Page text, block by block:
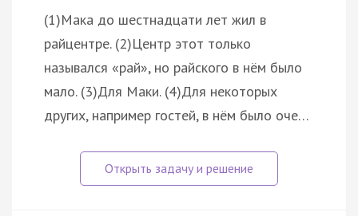
(1)Мака до шестнадцати лет жил в
райцентре. (2)Центр этот только
назывался «рай», но райского в нём было
мало. (3)Для Маки. (4)Для некоторых
других, например гостей, в нём было оче…